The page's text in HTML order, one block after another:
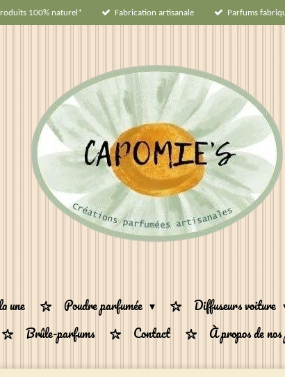
100% naturel* Fabrication artisanale Parfums
une Poudre parfumée Diffuseurs voiture
Brûle-parfums Contact À propos de